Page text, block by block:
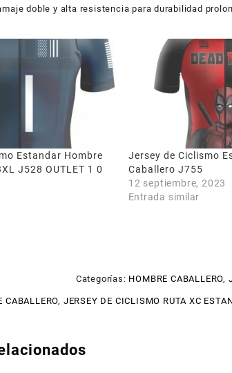
doble y alta resistencia para durabilidad
Estandar Hombre
J528 OUTLET 1 0
Jersey de Ciclismo
Caballero J755
12 septiembre, 2023
Entrada similar
Categorías: HOMBRE CABALLERO,
CABALLERO, JERSEY DE CICLISMO RUTA XC